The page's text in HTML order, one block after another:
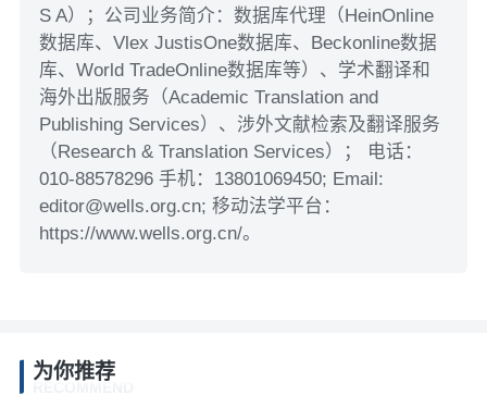
S A）；公司业务简介：数据库代理（HeinOnline
数据库、Vlex JustisOne数据库、Beckonline数据
库、World TradeOnline数据库等）、学术翻译和
海外出版服务（Academic Translation and
Publishing Services）、涉外文献检索及翻译服务
（Research & Translation Services）； 电话：
010-88578296 手机：13801069450; Email:
editor@wells.org.cn; 移动法学平台：
https://www.wells.org.cn/。
为你推荐